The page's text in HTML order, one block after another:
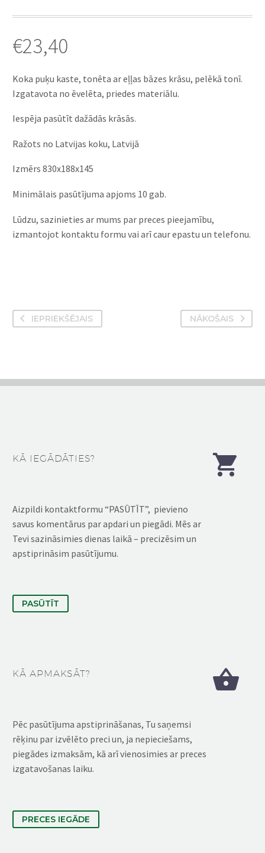
€23,40
Koka puķu kaste, tonēta ar eļļas bāzes krāsu, pelēkā tonī.
Izgatavota no ēvelēta, priedes materiālu.
Iespēja pasūtīt dažādās krāsās.
Ražots no Latvijas koku, Latvijā
Izmērs 830x188x145
Minimālais pasūtījuma apjoms 10 gab.
Lūdzu, sazinieties ar mums par preces pieejamību,
izmantojot kontaktu formu vai arī caur epastu un telefonu.
IEPRIEKŠĒJAIS NĀKOŠAIS


KĀ IEGĀDĀTIES?
Aizpildi kontaktformu “PASŪTĪT”, pievieno
savus komentārus par apdari un piegādi. Mēs ar
Tevi sazināsimies dienas laikā – precizēsim un
apstiprināsim pasūtījumu.
PASŪTĪT


KĀ APMAKSĀT?
Pēc pasūtījuma apstiprināšanas, Tu saņemsi
rēķinu par izvēlēto preci un, ja nepieciešams,
piegādes izmaksām, kā arī vienosimies ar preces
izgatavošanas laiku.
PRECES IEGĀDE